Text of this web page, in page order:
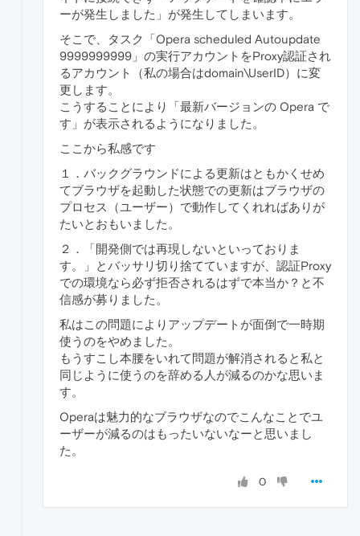
ーが発生しました」が発生してしまいます。
そこで、タスク「Opera scheduled Autoupdate
9999999999」の実行アカウントをProxy認証され
るアカウント（私の場合はdomain\UserID）に変
更します。
こうすることにより「最新バージョンの Opera で
す」が表示されるようになりました。
ここから私感です
１．バックグラウンドによる更新はともかくせめ
てブラウザを起動した状態での更新はブラウザの
プロセス（ユーザー）で動作してくれればありが
たいとおもいました。
２．「開発側では再現しないといっておりま
す。」とバッサリ切り捨てていますが、認証Proxy
での環境なら必ず拒否されるはずで本当か？と不
信感が募りました。
私はこの問題によりアップデートが面倒で一時期
使うのをやめました。
もうすこし本腰をいれて問題が解消されると私と
同じように使うのを辞める人が減るのかな思いま
す。
Operaは魅力的なブラウザなのでこんなことでユ
ーザーが減るのはもったいないなーと思いまし
た。
0